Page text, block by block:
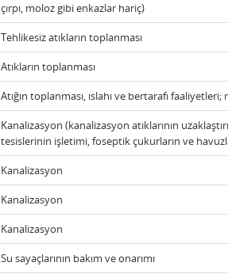
çırpı, moloz gibi enkazlar hariç)
Tehlikesiz atıkların toplanması
Atıkların toplanması
Atığın toplanması, ıslahı ve bertarafı
Kanalizasyon (kanalizasyon atıklarının
tesislerinin işletimi, foseptik çukurların ve
Kanalizasyon
Kanalizasyon
Kanalizasyon
Su sayaçlarının bakım ve onarımı